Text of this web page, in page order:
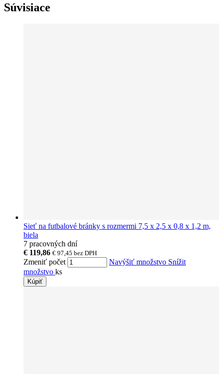
Súvisiace
Sieť na futbalové bránky s rozmermi 7,5 x 2,5 x 0,8 x 1,2 m,
biela
7 pracovných dní
€ 119,86 € 97,45 bez DPH
Zmeniť počet Navýšiť množstvo Snížit
množstvo ks
Kúpiť